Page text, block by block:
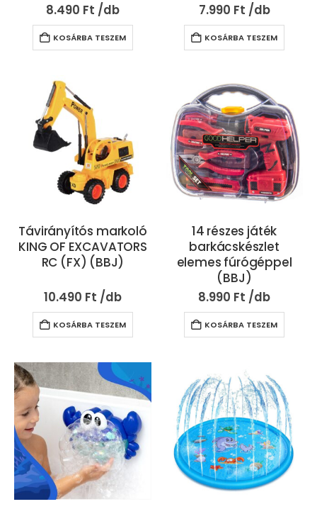
8.490 Ft
KOSÁRBA TESZEM
7.990 Ft
KOSÁRBA TESZEM
Távirányítós markoló
KING OF EXCAVATORS
RC (FX) (BBJ)
10.490 Ft
KOSÁRBA TESZEM
14 részes játék
barkácskészlet
elemes fúrógéppel
(BBJ)
8.990 Ft
KOSÁRBA TESZEM